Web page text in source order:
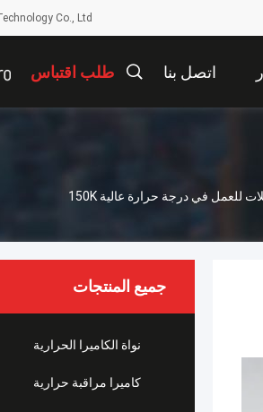
Co., Ltd
اتصل بنا طلب اقتباس
جميع المنتجات
نواة الكاميرا الحرارية
كاميرا مراقبة حرارية